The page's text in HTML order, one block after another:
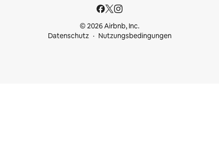
© 2026 Airbnb, Inc.
Datenschutz
Nutzungsbedingungen